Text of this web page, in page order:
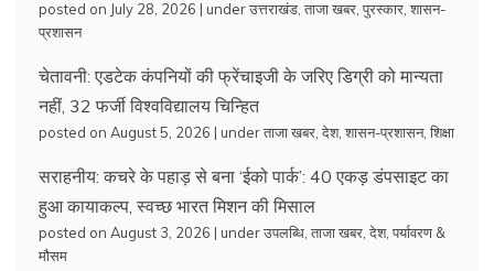
posted on July 28, 2026 | underउत्तराखंड ताजा खबर पुरस्कार शासन-
प्रशासन
चेतावनी: एडटेक कंपनियों की फ्रेंचाइजी के जरिए डिग्री को मान्यता
नहीं, 32 फर्जी विश्वविद्यालय चिन्हित
posted on August 5, 2026 | underताजा खबर देश, शासन-प्रशासन, शिक्षा
सराहनीय: कचरे के पहाड़ से बना ‘ईको पार्क’: 40 एकड़ डंपसाइट का
हुआ कायाकल्प, स्वच्छ भारत मिशन की मिसाल
posted on August 3, 2026 | underउपलब्धि ताजा खबर देश, पर्यावरण &
मौसम